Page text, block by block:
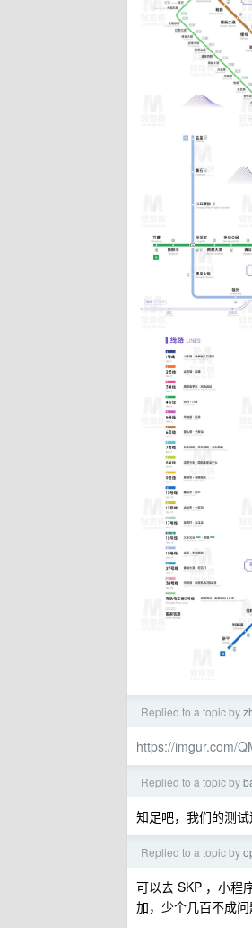
Replied to a topic by
https://imgur.com/
Replied to a topic by
知足吧，我们的测
Replied to a topic by
可以去 SKP ，小程
加，少个几百不成